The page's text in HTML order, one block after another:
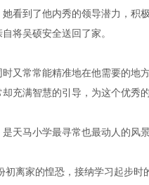
看到了他内秀的领导潜力，
将吴硕安全送回了家。
又常常能精准地在他需要的地
充满智慧的引导，为这个优秀
天马小学最寻常也最动人的风
离家的惶恐，接纳学习起步时